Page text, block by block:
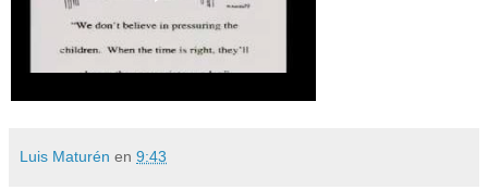
Luis Maturén en 9:43